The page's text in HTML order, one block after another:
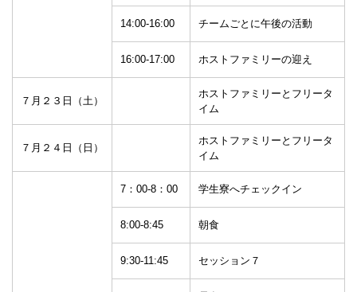
14:00-16:00 チームごとに午後の活動
16:00-17:00 ホストファミリーの迎え
７月２３日（土）
ホストファミリーとフリータ
イム
７月２４日（日）
ホストファミリーとフリータ
イム
7：00-8：00 学生寮へチェックイン
8:00-8:45 朝食
9:30-11:45 セッション７